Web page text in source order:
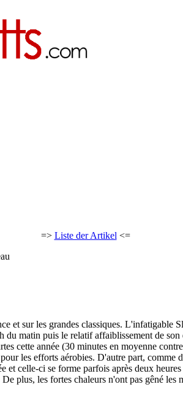
=> Liste der Artikel <=
et sur les grandes classiques. L'infatigable
matin puis le relatif affaiblissement de
cette année (30 minutes en moyenne
les efforts aérobies. D'autre part,
et celle-ci se forme parfois après deux
plus, les fortes chaleurs n'ont pas gêné